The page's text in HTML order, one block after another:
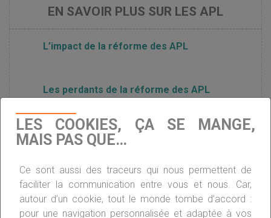
EN SAVOIR PLUS SUR LES APL
L’impact de la réforme des APL
Les perdants de la réforme des APL
APL : les revenus actuels seront bientôt pris
en compte
Les aides au logement réduites par la Cour
des Comptes
LES COOKIES, ÇA SE MANGE,
MAIS PAS QUE…
Ce sont aussi des traceurs qui nous permettent de
faciliter la communication entre vous et nous. Car,
autour d’un cookie, tout le monde tombe d’accord :
pour une navigation personnalisée et adaptée à vos